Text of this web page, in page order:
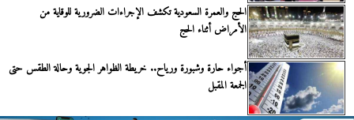
الحج والعمرة السعودية تكشف الإجراءات الضرورية للوقاية من
الأمراض أثناء الحج
أجواء حارة وشبورة ورياح.. خريطة الظواهر الجوية وحالة الطقس حتى
الجمعة المقبل